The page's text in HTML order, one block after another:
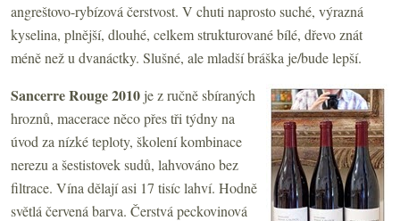
angreštovo-rybízová čerstvost. V chuti naprosto suché, výrazná
kyselina, plnější, dlouhé, celkem strukturované bílé, dřevo znát
méně než u dvanáctky. Slušné, ale mladší bráška je/bude lepší.
Sancerre Rouge 2010 je z ručně sbíraných
hroznů, macerace něco přes tři týdny na
úvod za nízké teploty, školení kombinace
nerezu a šestistovek sudů, lahvováno bez
filtrace. Vína dělají asi 17 tisíc lahví. Hodně
světlá červená barva. Čerstvá peckovinová